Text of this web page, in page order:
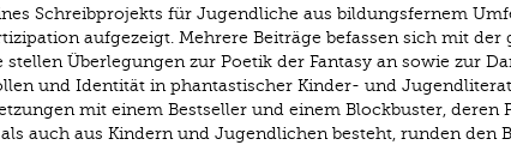
Schreibprojekts für Jugendliche aus bildungsfernem
aufgezeigt. Mehrere Beiträge befassen sich mit der
stellen Überlegungen zur Poetik der Fantasy an sowie zur
und Identität in phantastischer Kinder- und
mit einem Bestseller und einem Blockbuster, deren
auch aus Kindern und Jugendlichen besteht, runden den